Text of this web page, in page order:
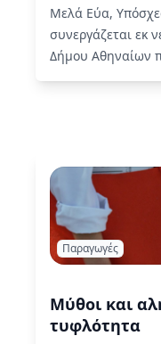
Μελά Εύα,
συνεργάζεται εκ
Δήμου Αθηναίων
Παραγωγές
Μύθοι και
τυφλότητα